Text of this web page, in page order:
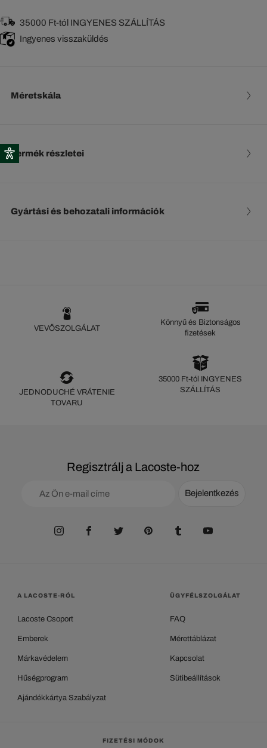
35000 Ft-tól INGYENES SZÁLLÍTÁS
Ingyenes visszaküldés
Méretskála
Termék részletei
Gyártási és behozatali információk
VEVŐSZOLGÁLAT
Könnyű és Biztonságos
fizetések
JEDNODUCHÉ VRÁTENIE
TOVARU
35000 Ft-tól INGYENES
SZÁLLÍTÁS
Regisztrálj a Lacoste-hoz
Bejelentkezés
A LACOSTE-RÓL
Lacoste Csoport
Emberek
Márkavédelem
Hűségprogram
Ajándékkártya Szabályzat
ÜGYFÉLSZOLGÁLAT
FAQ
Mérettáblázat
Kapcsolat
Sütibeállítások
FIZETÉSI MÓDOK